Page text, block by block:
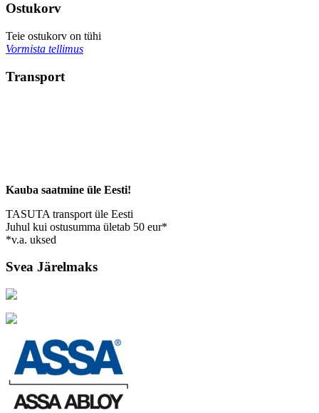
Ostukorv
Teie ostukorv on tühi
Vormista tellimus
Transport
Kauba saatmine üle Eesti!
TASUTA transport üle Eesti
Juhul kui ostusumma ületab 50 eur*
*v.a. uksed
Svea Järelmaks